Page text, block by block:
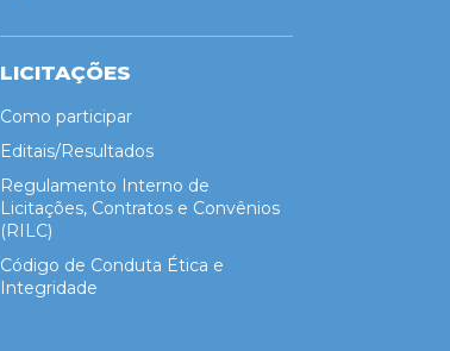
LICITAÇÕES
Como participar
Editais/Resultados
Regulamento Interno de
Licitações, Contratos e Convênios
(RILC)
Código de Conduta Ética e
Integridade